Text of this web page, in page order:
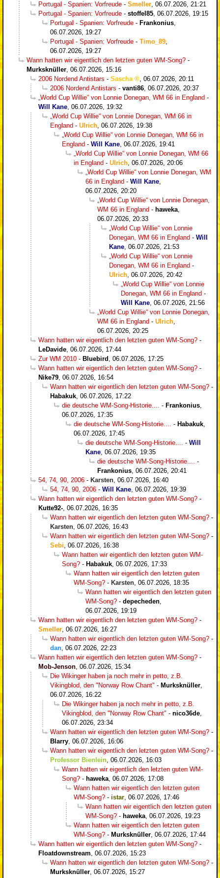
Portugal - Spanien: Vorfreude - Smeller, 06.07.2026, 21:21
Portugal - Spanien: Vorfreude - stoffel85, 06.07.2026, 19:15
Portugal - Spanien: Vorfreude - Frankonius,
06.07.2026, 19:27
Portugal - Spanien: Vorfreude - Timo_89,
06.07.2026, 19:27
Wann hatten wir eigentlich den letzten guten WM-Song? -
Murksknüller, 06.07.2026, 15:16
2006 Nordend Antistars - Sascha , 06.07.2026, 20:11
2006 Nordend Antistars - vanti86, 06.07.2026, 20:37
„World Cup Willie“ von Lonnie Donegan, WM 66 in England -
Will Kane, 06.07.2026, 19:32
„World Cup Willie“ von Lonnie Donegan, WM 66 in
England - Ulrich, 06.07.2026, 19:38
„World Cup Willie“ von Lonnie Donegan, WM 66 in
England - Will Kane, 06.07.2026, 19:41
„World Cup Willie“ von Lonnie Donegan, WM 66
in England - Ulrich, 06.07.2026, 20:06
„World Cup Willie“ von Lonnie Donegan, WM
66 in England - Will Kane,
06.07.2026, 20:20
„World Cup Willie“ von Lonnie Donegan,
WM 66 in England - haweka,
06.07.2026, 20:33
„World Cup Willie“ von Lonnie
Donegan, WM 66 in England - Will
Kane, 06.07.2026, 21:53
„World Cup Willie“ von Lonnie
Donegan, WM 66 in England -
Ulrich, 06.07.2026, 20:42
„World Cup Willie“ von Lonnie
Donegan, WM 66 in England -
Will Kane, 06.07.2026, 21:56
„World Cup Willie“ von Lonnie Donegan,
WM 66 in England - Ulrich,
06.07.2026, 20:25
Wann hatten wir eigentlich den letzten guten WM-Song? -
LeDavide, 06.07.2026, 17:44
Zur WM 2010 - Bluebird , 06.07.2026, 17:25
Wann hatten wir eigentlich den letzten guten WM-Song? -
Nike79, 06.07.2026, 16:54
Wann hatten wir eigentlich den letzten guten WM-Song? -
Habakuk, 06.07.2026, 17:22
die deutsche WM-Song-Historie.... - Frankonius,
06.07.2026, 17:35
die deutsche WM-Song-Historie.... - Habakuk,
06.07.2026, 17:45
die deutsche WM-Song-Historie.... - Will
Kane, 06.07.2026, 19:35
die deutsche WM-Song-Historie.... -
Frankonius, 06.07.2026, 20:41
54, 74, 90, 2006 - Karsten, 06.07.2026, 16:40
54, 74, 90, 2006 - Will Kane, 06.07.2026, 19:39
Wann hatten wir eigentlich den letzten guten WM-Song? -
Kutte92-, 06.07.2026, 16:35
Wann hatten wir eigentlich den letzten guten WM-Song? -
Karsten, 06.07.2026, 16:43
Wann hatten wir eigentlich den letzten guten WM-Song? -
Sebi, 06.07.2026, 16:38
Wann hatten wir eigentlich den letzten guten WM-
Song? - Habakuk, 06.07.2026, 17:33
Wann hatten wir eigentlich den letzten guten
WM-Song? - Karsten, 06.07.2026, 18:35
Wann hatten wir eigentlich den letzten guten
WM-Song? - depecheden,
06.07.2026, 19:19
Wann hatten wir eigentlich den letzten guten WM-Song? -
Smeller, 06.07.2026, 16:27
Wann hatten wir eigentlich den letzten guten WM-Song? -
dan, 06.07.2026, 22:23
Wann hatten wir eigentlich den letzten guten WM-Song? -
Mob-Jenson, 06.07.2026, 15:34
Die Wikinger haben ja noch mehr in petto, z.B.
Vikingblod, den "Norway Row Chant" - Murksknüller,
06.07.2026, 16:22
Die Wikinger haben ja noch mehr in petto, z.B.
Vikingblod, den "Norway Row Chant" - nico36de,
06.07.2026, 23:34
Wann hatten wir eigentlich den letzten guten WM-Song? -
Blarry, 06.07.2026, 16:06
Wann hatten wir eigentlich den letzten guten WM-Song? -
Professor Bienlein, 06.07.2026, 16:03
Wann hatten wir eigentlich den letzten guten WM-
Song? - haweka, 06.07.2026, 17:08
Wann hatten wir eigentlich den letzten guten
WM-Song? - istar, 06.07.2026, 17:46
Wann hatten wir eigentlich den letzten guten
WM-Song? - haweka, 06.07.2026, 19:23
Wann hatten wir eigentlich den letzten guten
WM-Song? - Murksknüller, 06.07.2026, 17:44
Wann hatten wir eigentlich den letzten guten WM-Song? -
Floatdownstream, 06.07.2026, 15:23
Wann hatten wir eigentlich den letzten guten WM-Song? -
Murksknüller, 06.07.2026, 15:27